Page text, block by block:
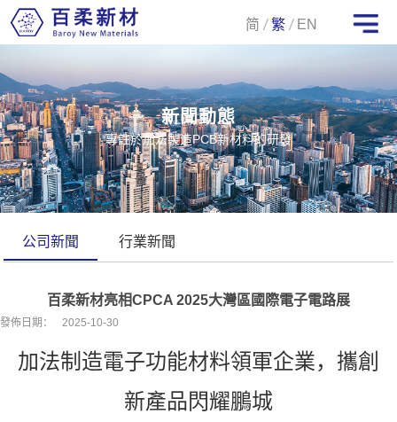
简 繁 EN
新聞動態
專註於加法製造PCB新材料的研發
公司新聞 行業新聞
百柔新材亮相CPCA 2025大灣區國際電子電路展
發佈日期： 2025-10-30
加法制造電子功能材料領軍企業，攜創
新產品閃耀鵬城